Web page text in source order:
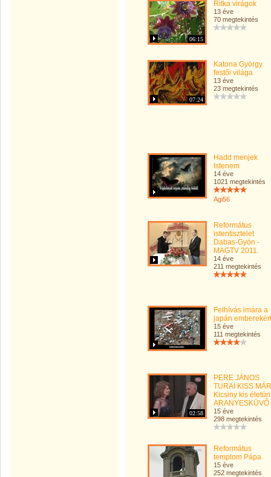
06:15
Ritka virágok
13 éve
70 megtekintés
07:24
Katona György
festői világa
13 éve
23 megtekintés
Hadd menjek
Istenem
14 éve
1021 megtekintés
Agi56
Református
istentisztelet
Dabas-Gyón -
MAGTV 2011.
14 éve
211 megtekintés
Felhívás imára a
japán
15 éve
111 megtekintés
02:58
PERE JÁNOS
TURAI KISS
Kicsiny kis
ARANYESKÜVŐ
15 éve
298 megtekintés
Református
templom Pápa
15 éve
252 megtekintés